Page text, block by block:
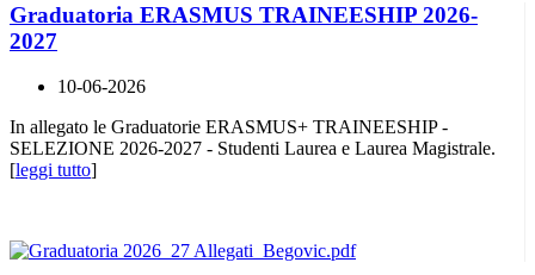
Graduatoria ERASMUS TRAINEESHIP 2026-
2027
10-06-2026
In allegato le Graduatorie ERASMUS+ TRAINEESHIP -
SELEZIONE 2026-2027 - Studenti Laurea e Laurea Magistrale.
[leggi tutto]